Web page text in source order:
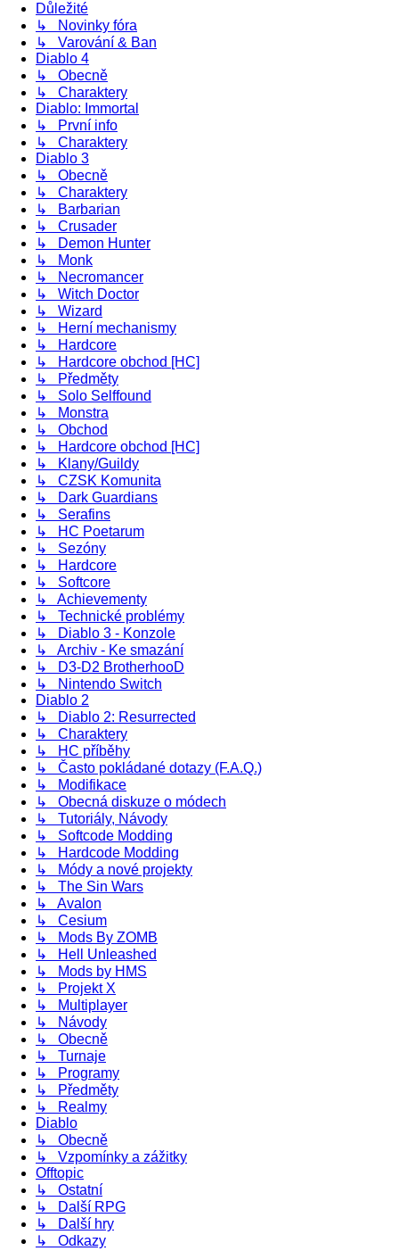
Důležité
↳ Novinky fóra
↳ Varování & Ban
Diablo 4
↳ Obecně
↳ Charaktery
Diablo: Immortal
↳ První info
↳ Charaktery
Diablo 3
↳ Obecně
↳ Charaktery
↳ Barbarian
↳ Crusader
↳ Demon Hunter
↳ Monk
↳ Necromancer
↳ Witch Doctor
↳ Wizard
↳ Herní mechanismy
↳ Hardcore
↳ Hardcore obchod [HC]
↳ Předměty
↳ Solo Selffound
↳ Monstra
↳ Obchod
↳ Hardcore obchod [HC]
↳ Klany/Guildy
↳ CZSK Komunita
↳ Dark Guardians
↳ Serafins
↳ HC Poetarum
↳ Sezóny
↳ Hardcore
↳ Softcore
↳ Achievementy
↳ Technické problémy
↳ Diablo 3 - Konzole
↳ Archiv - Ke smazání
↳ D3-D2 BrotherhooD
↳ Nintendo Switch
Diablo 2
↳ Diablo 2: Resurrected
↳ Charaktery
↳ HC příběhy
↳ Často pokládané dotazy (F.A.Q.)
↳ Modifikace
↳ Obecná diskuze o módech
↳ Tutoriály, Návody
↳ Softcode Modding
↳ Hardcode Modding
↳ Módy a nové projekty
↳ The Sin Wars
↳ Avalon
↳ Cesium
↳ Mods By ZOMB
↳ Hell Unleashed
↳ Mods by HMS
↳ Projekt X
↳ Multiplayer
↳ Návody
↳ Obecně
↳ Turnaje
↳ Programy
↳ Předměty
↳ Realmy
Diablo
↳ Obecně
↳ Vzpomínky a zážitky
Offtopic
↳ Ostatní
↳ Další RPG
↳ Další hry
↳ Odkazy